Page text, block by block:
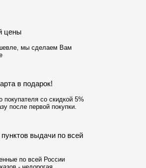
цены
мы сделаем Вам
в подарок!
покупателя со скидкой 5%
после первой покупки.
выдачи по всей
по всей России